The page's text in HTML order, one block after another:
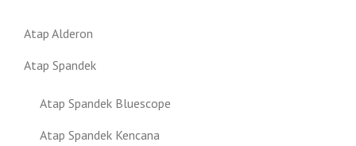
Atap Alderon
Atap Spandek
Atap Spandek Bluescope
Atap Spandek Kencana